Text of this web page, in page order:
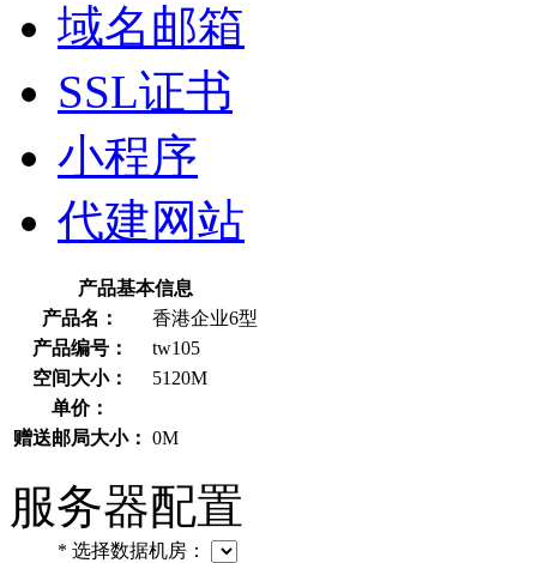
域名邮箱
SSL证书
小程序
代建网站
产品基本信息
产品名：
香港企业6型
产品编号：
tw105
空间大小：
5120M
单价：
赠送邮局大小： 0M
服务器配置
* 选择数据机房：